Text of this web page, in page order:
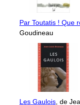
Par Toutatis ! Que
Goudineau
Les Gaulois, de